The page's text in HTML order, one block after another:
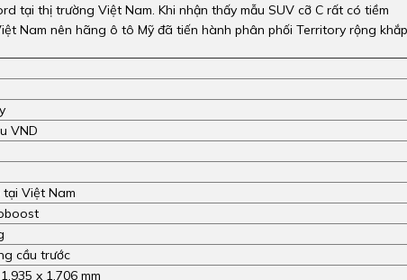
tại thị trường Việt Nam. Khi nhận thấy mẫu SUV cỡ C rất có tiềm
Nam nên hãng ô tô Mỹ đã tiến hành phân phối Territory rộng
VND
tại Việt Nam
cầu trước
x 1.706 mm